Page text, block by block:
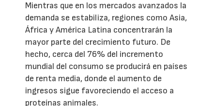
Mientras que en los mercados avanzados la
demanda se estabiliza, regiones como Asia,
África y América Latina concentrarán la
mayor parte del crecimiento futuro. De
hecho, cerca del 76% del incremento
mundial del consumo se producirá en países
de renta media, donde el aumento de
ingresos sigue favoreciendo el acceso a
proteínas animales.